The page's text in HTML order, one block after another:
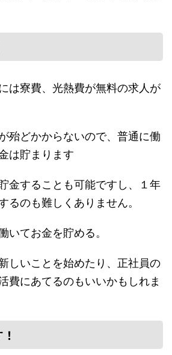
は寮費、光熱費が無料の求人が
殆どかからないので、普通に働
は貯まります
金することも可能ですし、１年
るのも難しくありません。
いてお金を貯める。
しいことを始めたり、正社員の
費にあてるのもいいかもしれま